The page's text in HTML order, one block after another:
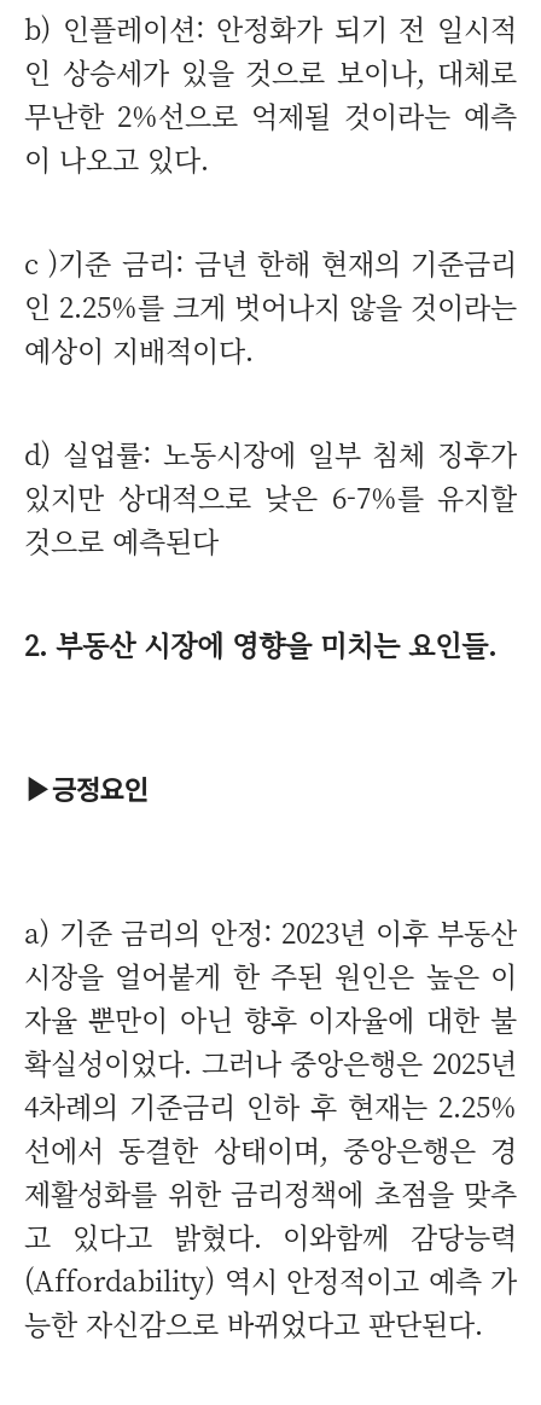
b) 인플레이션: 안정화가 되기 전 일시적
인 상승세가 있을 것으로 보이나, 대체로
무난한 2%선으로 억제될 것이라는 예측
이 나오고 있다.
c )기준 금리: 금년 한해 현재의 기준금리
인 2.25%를 크게 벗어나지 않을 것이라는
예상이 지배적이다.
d) 실업률: 노동시장에 일부 침체 징후가
있지만 상대적으로 낮은 6-7%를 유지할
것으로 예측된다
2. 부동산 시장에 영향을 미치는 요인들.
▶긍정요인
a) 기준 금리의 안정: 2023년 이후 부동산
시장을 얼어붙게 한 주된 원인은 높은 이
자율 뿐만이 아닌 향후 이자율에 대한 불
확실성이었다. 그러나 중앙은행은 2025년
4차례의 기준금리 인하 후 현재는 2.25%
선에서 동결한 상태이며, 중앙은행은 경
제활성화를 위한 금리정책에 초점을 맞추
고 있다고 밝혔다. 이와함께 감당능력
(Affordability) 역시 안정적이고 예측 가
능한 자신감으로 바뀌었다고 판단된다.